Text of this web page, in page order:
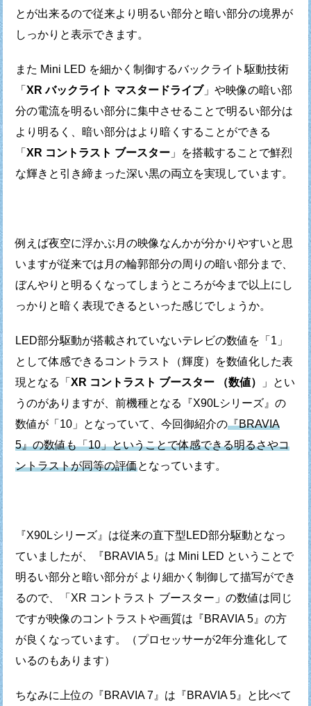
とが出来るので従来より明るい部分と暗い部分の境界が
しっかりと表示できます。
また Mini LED を細かく制御するバックライト駆動技術
「 XR バックライト マスタードライブ」や映像の暗い部
分の電流を明るい部分に集中させることで明るい部分は
より明るく、暗い部分はより暗くすることができる
「 XR コントラスト ブースター」を搭載することで鮮烈
な輝きと引き締まった深い黒の両立を実現しています。
例えば夜空に浮かぶ月の映像なんかが分かりやすいと思
いますが従来では月の輪郭部分の周りの暗い部分まで、
ぼんやりと明るくなってしまうところが今まで以上にし
っかりと暗く表現できるといった感じでしょうか。
LED部分駆動が搭載されていないテレビの数値を「1」
として体感できるコントラスト（輝度）を数値化した表
現となる 「 XR コントラスト ブースター （数値）
」とい
うのがありますが、 前機種となる『X90Lシリーズ』の
数値が「10」となっていて、 今回御紹介の『BRAVIA
5』の数値も「10」ということで体感できる明るさやコ
ントラストが同等の評価となっています。
『X90Lシリーズ』は従来の直下型LED部分駆動となっ
ていましたが、
『BRAVIA 5』は Mini LED ということで
明るい部分と暗い部分が より細かく制御して描写ができ
るので、「XR コントラスト ブースター」の数値は同じ
ですが映像のコントラストや画質は『BRAVIA 5』の方
が良くなっています。
（プロセッサーが2年分進化して
いるのもあります）
ちなみに上位の『BRAVIA 7』は『BRAVIA 5』と比べて